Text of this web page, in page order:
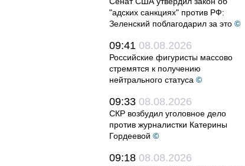
"адских санкциях" против РФ:
Зеленский поблагодарил за это ©
09:41 08.08.2026
Российские фигуристы массово
стремятся к получению
нейтрального статуса ©
09:33 08.08.2026
СКР возбудил уголовное дело
против журналистки Катерины
Гордеевой ©
09:18 08.08.2026